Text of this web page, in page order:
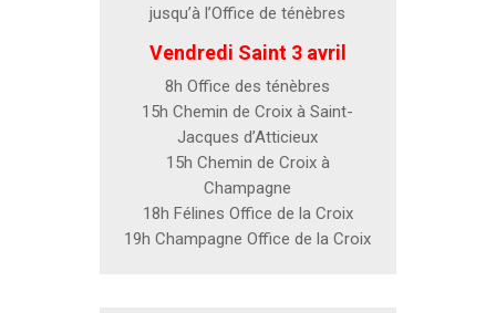
jusqu’à l’Office de ténèbres
Vendredi Saint 3 avril
8h Office des ténèbres
15h Chemin de Croix à Saint-
Jacques d’Atticieux
15h Chemin de Croix à
Champagne
18h Félines Office de la Croix
19h Champagne Office de la Croix